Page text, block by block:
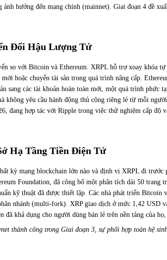
hưởng đến mạng chính (mainnet). Giai đoạn 4 đề
Đổi Hậu Lượng Tử
so với Bitcoin và Ethereum. XRPL hỗ trợ xoay khóa
hoặc chuyển tài sản trong quá trình nâng cấp.
sang các tài khoản hoàn toàn mới, một quá trình
không yêu cầu hành động thủ công riêng lẻ từ mỗi
đang hợp tác với Ripple trong việc thử nghiệm cấp
Hạ Tầng Tiền Điện Tử
kỳ mạng blockchain lớn nào và định vị XRPL đi trước
Foundation, đã công bố một phân tích dài 50
kỹ thuật đã được thiết lập. Các nhà phát triển
nhánh (multi-fork). XRP giao dịch ở mức 1,42
khả dụng cho người dùng bán lẻ trên nền tảng của
thành công trong Giai đoạn 3, sự phối hợp toàn hệ